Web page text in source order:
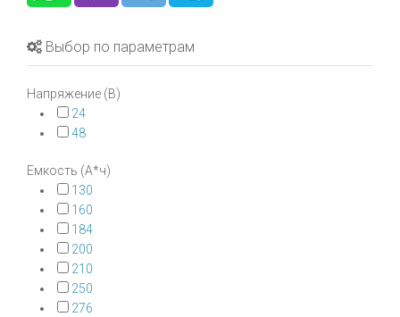
Выбор по параметрам
Напряжение (В)
24
48
Емкость (А*ч)
130
160
184
200
210
250
276